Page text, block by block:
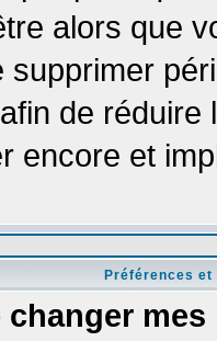
alors que
supprimer
de
encore et
Préférences
mes